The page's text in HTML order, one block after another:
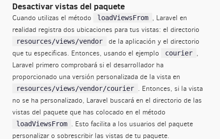
Desactivar vistas del paquete
Cuando utilizas el método loadViewsFrom , Laravel en
realidad registra dos ubicaciones para tus vistas: el directorio
resources/views/vendor
de la aplicación y el directorio
que tu especificas. Entonces, usando el ejemplo
courier ,
Laravel primero comprobará si el desarrollador ha
proporcionado una versión personalizada de la vista en
resources/views/vendor/courier . Entonces, si la vista
no se ha personalizado, Laravel buscará en el directorio de las
vistas del paquete que has colocado en el método
loadViewsFrom . Esto facilita a los usuarios del paquete
personalizar o sobrescribir las vistas de tu paquete.